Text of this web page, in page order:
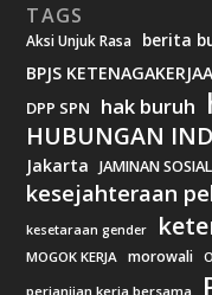
TAGS
Aksi Unjuk Rasa berita
BPJS
DPP SPN hak buruh
HUBUNGAN
Jakarta JAMINAN SOSIAL
kesejahteraan
kesetaraan gender
MOGOK KERJA morowali
perjanjian kerja bersama